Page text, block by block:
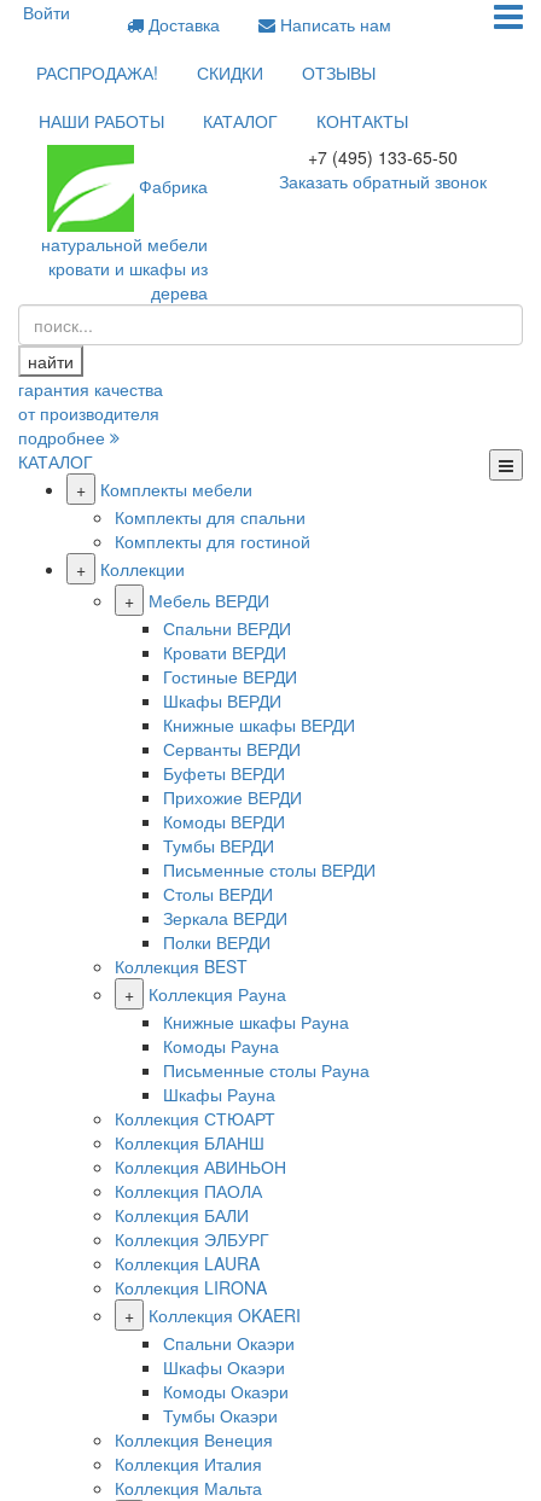
Войти Доставка
Написать нам
РАСПРОДАЖА!
СКИДКИ
ОТЗЫВЫ
НАШИ РАБОТЫ
КАТАЛОГ КОНТАКТЫ
Фабрика
натуральной мебели
кровати и шкафы из
дерева
+7 (495) 133-65-50
Заказать обратный звонок
найти
гарантия качества
от производителя
подробнее
КАТАЛОГ
+
Комплекты мебели
Комплекты для спальни
Комплекты для гостиной
+
Коллекции
+
Мебель ВЕРДИ
Спальни ВЕРДИ
Кровати ВЕРДИ
Гостиные ВЕРДИ
Шкафы ВЕРДИ
Книжные шкафы ВЕРДИ
Серванты ВЕРДИ
Буфеты ВЕРДИ
Прихожие ВЕРДИ
Комоды ВЕРДИ
Тумбы ВЕРДИ
Письменные столы ВЕРДИ
Столы ВЕРДИ
Зеркала ВЕРДИ
Полки ВЕРДИ
Коллекция BEST
+
Коллекция Рауна
Книжные шкафы Рауна
Комоды Рауна
Письменные столы Рауна
Шкафы Рауна
Коллекция СТЮАРТ
Коллекция БЛАНШ
Коллекция АВИНЬОН
Коллекция ПАОЛА
Коллекция БАЛИ
Коллекция ЭЛБУРГ
Коллекция LAURA
Коллекция LIRONA
+
Коллекция OKAERI
Спальни Окаэри
Шкафы Окаэри
Комоды Окаэри
Тумбы Окаэри
Коллекция Венеция
Коллекция Италия
Коллекция Мальта